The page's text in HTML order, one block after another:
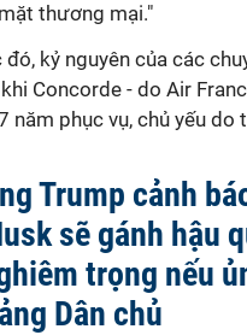
thương mại."
đó, kỷ nguyên của các
Concorde - do Air
năm phục vụ, chủ yếu do
Trump cảnh
sẽ gánh hậu
trọng nếu
Dân chủ